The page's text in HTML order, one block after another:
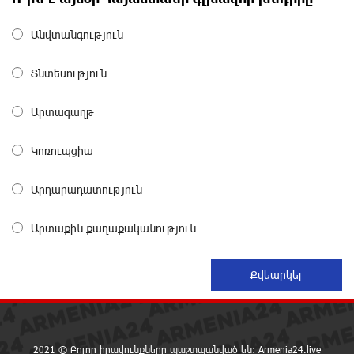
«Շտապ հաստատեք քարտի տվյալները»․ IDBank-ը
Ինչպես է ՔՊ-ն «հարգում» ժողովրդի քվեն.
Մարիաննա Ղահրամանյան
Անվտանգություն
Տնտեսություն
Արտագաղթ
Կոռուպցիա
Արդարադատություն
Արտաքին քաղաքականություն
2021 © Բոլոր իրավունքները պաշտպանված են: Armenia24.live